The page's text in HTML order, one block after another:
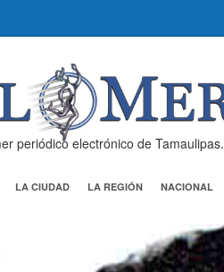
periódico electrónico de Tamaulipas.
LA CIUDAD LA REGIÓN NACIONAL